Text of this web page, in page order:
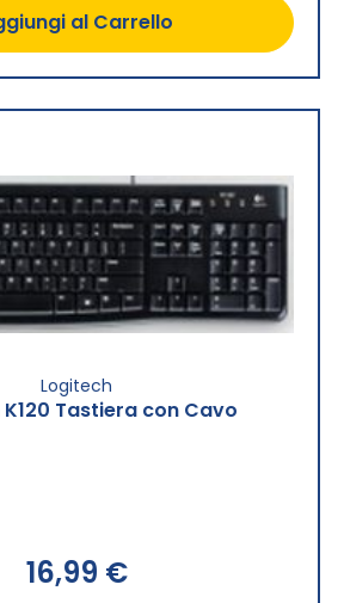
al Carrello
Logitech
Tastiera con Cavo
16,99 €